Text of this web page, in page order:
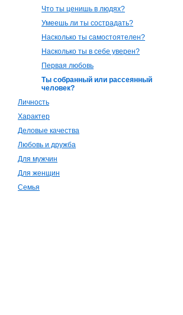
Что ты ценишь в людях?
Умеешь ли ты сострадать?
Насколько ты самостоятелен?
Насколько ты в себе уверен?
Первая любовь
Ты собранный или рассеянный
человек?
Личность
Характер
Деловые качества
Любовь и дружба
Для мужчин
Для женщин
Семья